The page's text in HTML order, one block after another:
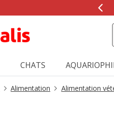
de
CHATS
Alimentation
Alimentation